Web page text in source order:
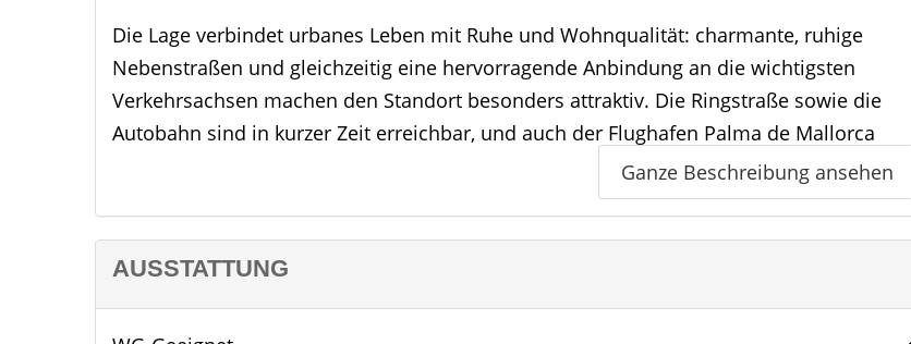
Die Lage verbindet urbanes Leben mit Ruhe und Wohnqualität: charmante, ruhige
Nebenstraßen und gleichzeitig eine hervorragende Anbindung an die wichtigsten
Verkehrsachsen machen den Standort besonders attraktiv. Die Ringstraße sowie die
Autobahn sind in kurzer Zeit erreichbar, und auch der Flughafen Palma de Mallorca
liegt nur ca. 15–20 Minuten Fahrzeit entfernt, was die Lage sowohl für Eigennutzer als
Dank der zentralen Lage, der Nähe zum Stadtzentrum, der hervorragenden Infrastruktur
Ganze Beschreibung ansehen
AUSSTATTUNG